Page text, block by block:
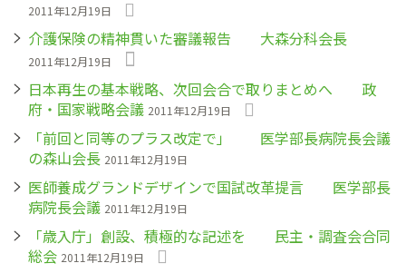
2011年12月19日
介護保険の精神貫いた審議報告 大森分科会長
2011年12月19日
日本再生の基本戦略、次回会合で取りまとめへ 政
府・国家戦略会議 2011年12月19日
「前回と同等のプラス改定で」 医学部長病院長会議
の森山会長 2011年12月19日
医師養成グランドデザインで国試改革提言 医学部長
病院長会議 2011年12月19日
「歳入庁」創設、積極的な記述を 民主・調査会合同
総会 2011年12月19日